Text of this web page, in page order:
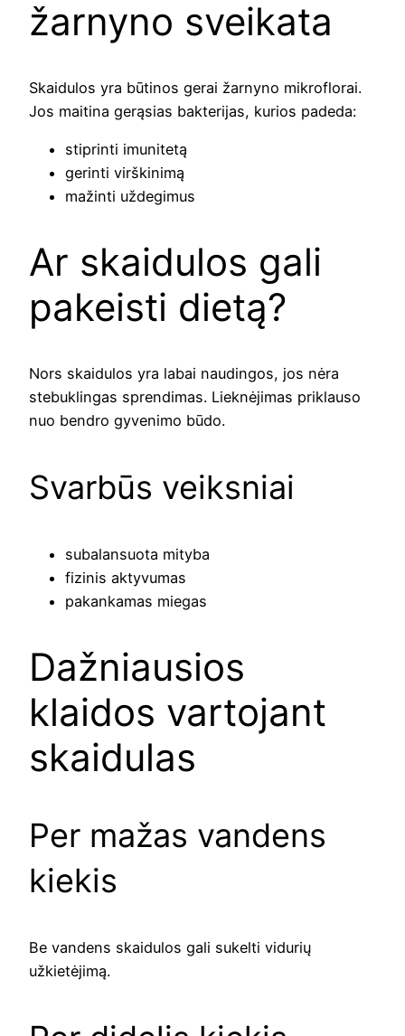
žarnyno sveikata
Skaidulos yra būtinos gerai žarnyno mikroflorai.
Jos maitina gerąsias bakterijas, kurios padeda:
stiprinti imunitetą
gerinti virškinimą
mažinti uždegimus
Ar skaidulos gali
pakeisti dietą?
Nors skaidulos yra labai naudingos, jos nėra
stebuklingas sprendimas. Lieknėjimas priklauso
nuo bendro gyvenimo būdo.
Svarbūs veiksniai
subalansuota mityba
fizinis aktyvumas
pakankamas miegas
Dažniausios
klaidos vartojant
skaidulas
Per mažas vandens
kiekis
Be vandens skaidulos gali sukelti vidurių
užkietėjimą.